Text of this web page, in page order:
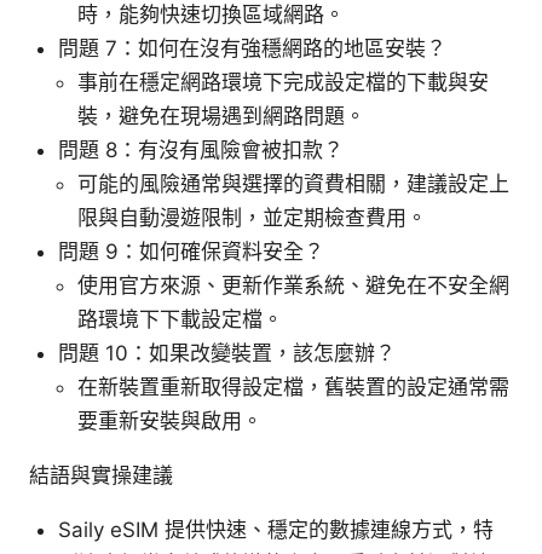
時，能夠快速切換區域網路。
問題 7：如何在沒有強穩網路的地區安裝？
事前在穩定網路環境下完成設定檔的下載與安
裝，避免在現場遇到網路問題。
問題 8：有沒有風險會被扣款？
可能的風險通常與選擇的資費相關，建議設定上
限與自動漫遊限制，並定期檢查費用。
問題 9：如何確保資料安全？
使用官方來源、更新作業系統、避免在不安全網
路環境下下載設定檔。
問題 10：如果改變裝置，該怎麼辦？
在新裝置重新取得設定檔，舊裝置的設定通常需
要重新安裝與啟用。
結語與實操建議
Saily eSIM 提供快速、穩定的數據連線方式，特